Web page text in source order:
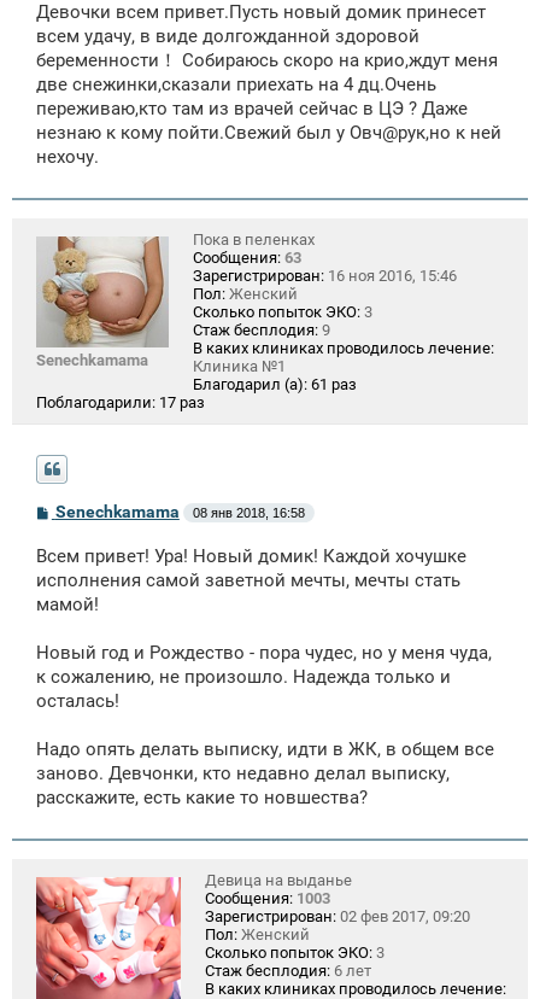
б
щ
н
и
Девочки всем привет.Пусть новый домик принесет
всем удачу, в виде долгожданной здоровой
беременности！ Собираюсь скоро на крио,ждут меня
две снежинки,сказали приехать на 4 дц.Очень
переживаю,кто там из врачей сейчас в ЦЭ ? Даже
незнаю к кому пойти.Свежий был у Овч@рук,но к ней
нехочу.
Senechkamama
Пока в пеленках
Сообщения: 63
Зарегистрирован: 16 ноя 2016, 15:46
Пол: Женский
Сколько попыток ЭКО: 3
Стаж бесплодия: 9
В каких клиниках проводилось лечение:
Клиника №1
Благодарил (а): 61 раз
Поблагодарили: 17 раз
С
б
щ
н
Senechkamama 08 янв 2018, 16:58
Всем привет! Ура! Новый домик! Каждой хочушке
исполнения самой заветной мечты, мечты стать
мамой!
Новый год и Рождество - пора чудес, но у меня чуда,
к сожалению, не произошло. Надежда только и
осталась!
Надо опять делать выписку, идти в ЖК, в общем все
заново. Девчонки, кто недавно делал выписку,
расскажите, есть какие то новшества?
Девица на выданье
Сообщения: 1003
Зарегистрирован: 02 фев 2017, 09:20
Пол: Женский
Сколько попыток ЭКО: 3
Стаж бесплодия: 6 лет
В каких клиниках проводилось лечение: